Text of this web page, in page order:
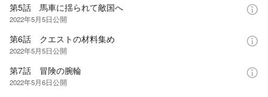
第5話 馬車に揺られて敵国へ
2022年5月5日公開
第6話 クエストの材料集め
2022年5月5日公開
第7話 冒険の腕輪
2022年5月6日公開